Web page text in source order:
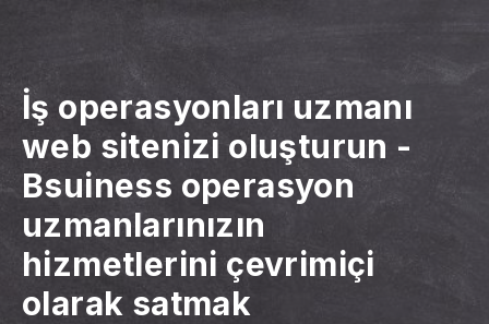
İş operasyonları uzmanı
web sitenizi oluşturun -
Bsuiness operasyon
uzmanlarınızın
hizmetlerini çevrimiçi
olarak satmak